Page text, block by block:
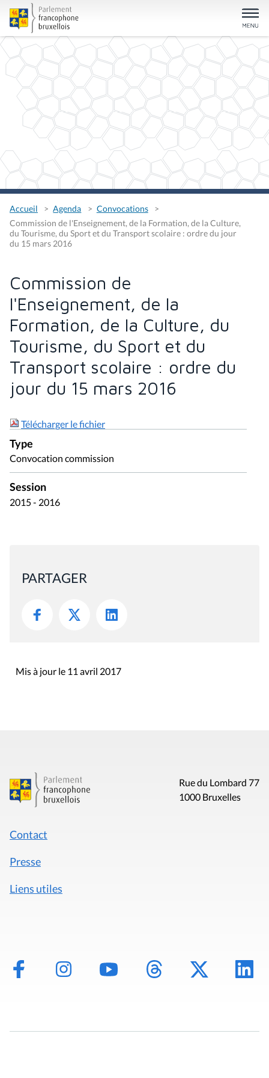
Accueil Agenda
Convocations
Commission de l'Enseignement, de la Formation, de la Culture,
du Tourisme, du Sport et du Transport scolaire : ordre du jour
du 15 mars 2016
Commission de
l'Enseignement, de la
Formation, de la Culture, du
Tourisme, du Sport et du
Transport scolaire : ordre du
jour du 15 mars 2016
Télécharger le fichier
Type
Convocation commission
Session
2015 - 2016
PARTAGER
Mis à jour le 11 avril 2017
Rue du Lombard 77
1000 Bruxelles
Contact
Presse
Liens utiles